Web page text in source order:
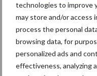
technologies to improve
may store and/or access
process the personal
browsing data, for
personalized ads and
effectiveness, analyzing